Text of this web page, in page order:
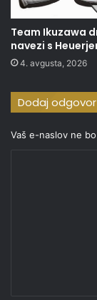
Team Ikuzawa
navezi s
4. avgusta, 2026
Dodaj odgovor
Vaš e-naslov ne